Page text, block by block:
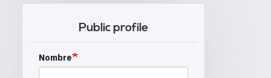
Public profile
Nombre